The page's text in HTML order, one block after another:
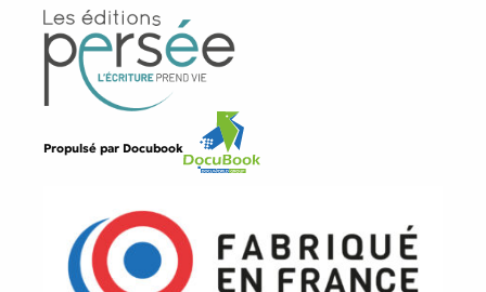
Propulsé par Docubook